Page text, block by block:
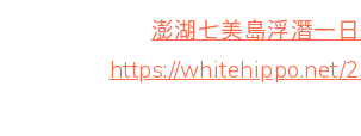
澎湖七美島浮潛一
https://whitehippo.net/